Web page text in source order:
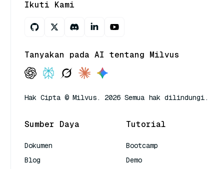
Ikuti Kami
Tanyakan pada AI tentang Milvus
Hak Cipta © Milvus. 2026 Semua hak dilindungi.
Sumber Daya
Dokumen
Blog
Tutorial
Bootcamp
Demo